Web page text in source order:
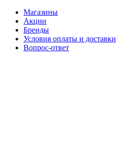
Магазины
Акции
Бренды
Условия оплаты и доставки
Вопрос-ответ